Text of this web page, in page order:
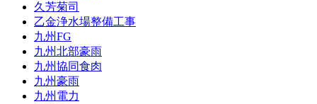
久芳菊司
乙金浄水場整備工事
九州FG
九州北部豪雨
九州協同食肉
九州豪雨
九州電力